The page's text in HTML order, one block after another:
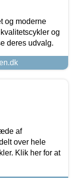
og moderne
og
deres udvalg.
af
over hele
Klik her for at